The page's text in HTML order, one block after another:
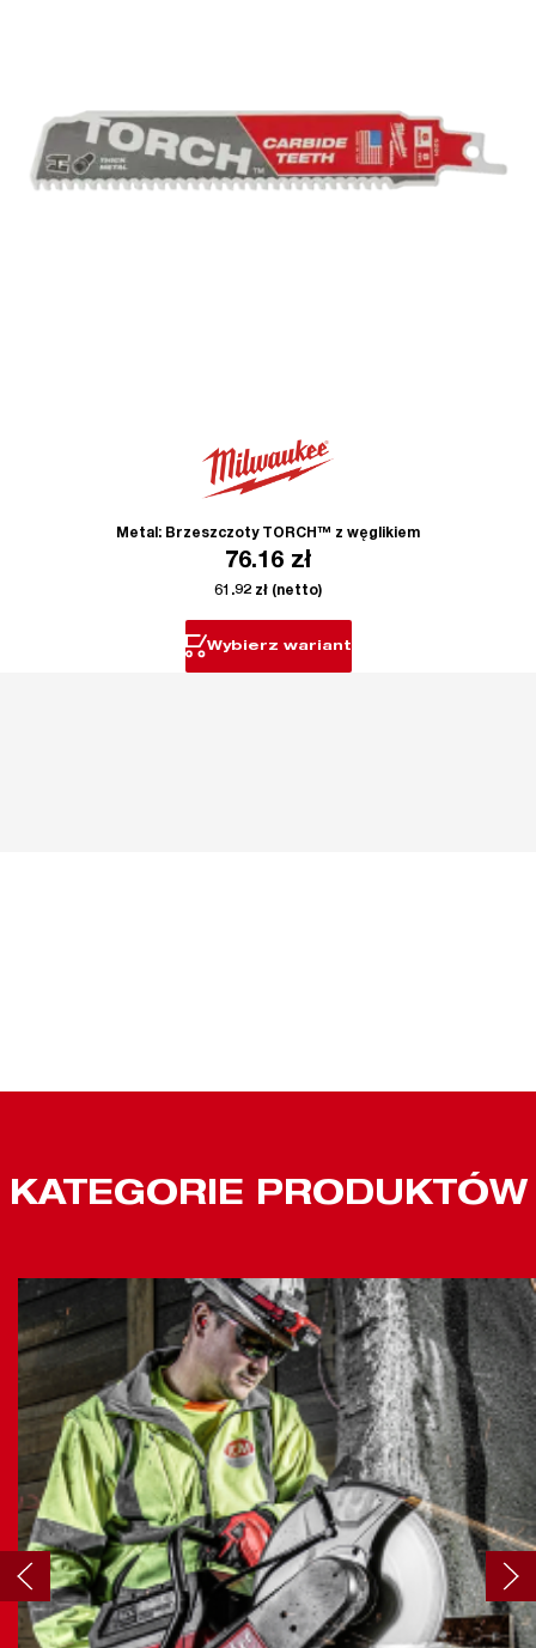
Metal: Brzeszczoty TORCH™ z węglikiem
76.16 zł
61.92 zł (netto)
Wybierz wariant
KATEGORIE PRODUKTÓW